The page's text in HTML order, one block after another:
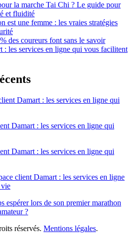
la marche Tai Chi ? Le guide pour
et fluidité
est une femme : les vraies stratégies
des coureurs font sans le savoir
: les services en ligne qui vous facilitent
Damart : les services en ligne qui
Damart : les services en ligne qui
Damart : les services en ligne qui
client Damart : les services en ligne
espérer lors de son premier marathon
?
réservés. Mentions légales.